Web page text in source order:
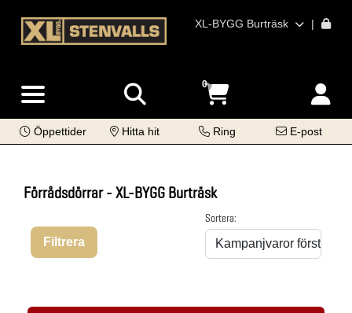
XL-BYGG Burträsk |
0
Öppettider Hitta hit Ring E-post
Förrådsdörrar - XL-BYGG Burträsk
Filtrera
Sortera: